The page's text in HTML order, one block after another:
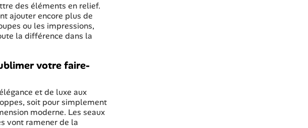
des éléments en relief.
ajouter encore plus de
ou les impressions,
la différence dans la
votre faire-
et de luxe aux
soit pour simplement
moderne. Les seaux
vont ramener de la